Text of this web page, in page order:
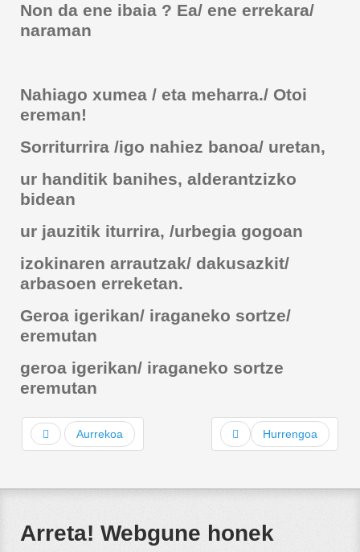
Non da ene ibaia ? Ea/ ene errekara/
naraman
Nahiago xumea / eta meharra./ Otoi
ereman!
Sorriturrira /igo nahiez banoa/ uretan,
ur handitik banihes, alderantzizko
bidean
ur jauzitik iturrira, /urbegia gogoan
izokinaren arrautzak/ dakusazkit/
arbasoen erreketan.
Geroa igerikan/ iraganeko sortze/
eremutan
geroa igerikan/ iraganeko sortze
eremutan
Aurrekoa Hurrengoa
Arreta! Webgune honek